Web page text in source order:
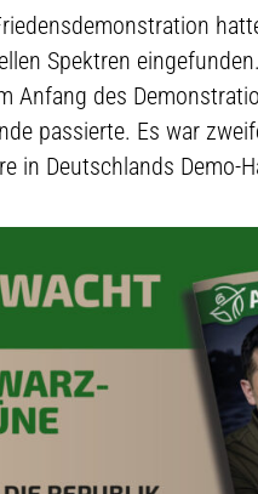
Spektren
Anfang des
passierte. Es war
in Deutschlands Demo-